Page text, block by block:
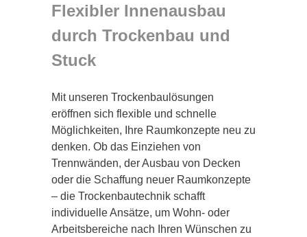
Flexibler Innenausbau
durch Trockenbau und
Stuck
Mit unseren Trockenbaulösungen
eröffnen sich flexible und schnelle
Möglichkeiten, Ihre Raumkonzepte neu zu
denken. Ob das Einziehen von
Trennwänden, der Ausbau von Decken
oder die Schaffung neuer Raumkonzepte
– die Trockenbautechnik schafft
individuelle Ansätze, um Wohn- oder
Arbeitsbereiche nach Ihren Wünschen zu